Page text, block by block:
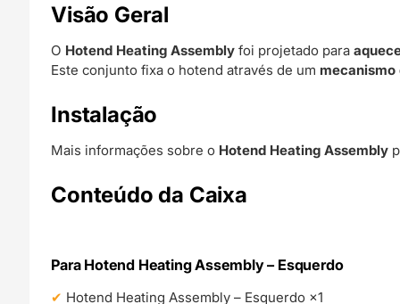
Visão Geral
O Hotend Heating Assembly foi projetado para
Este conjunto fixa o hotend através de um mecanismo
Instalação
Mais informações sobre o Hotend Heating Assembly
Conteúdo da Caixa
Para Hotend Heating Assembly – Esquerdo
Hotend Heating Assembly – Esquerdo ×1